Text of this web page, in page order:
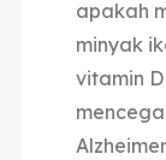
apakah
minyak
vitamin